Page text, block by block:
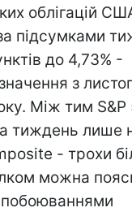
облігацій
підсумками
до 4,73% -
з
Між тим S&P
тиждень лише
- трохи
можна